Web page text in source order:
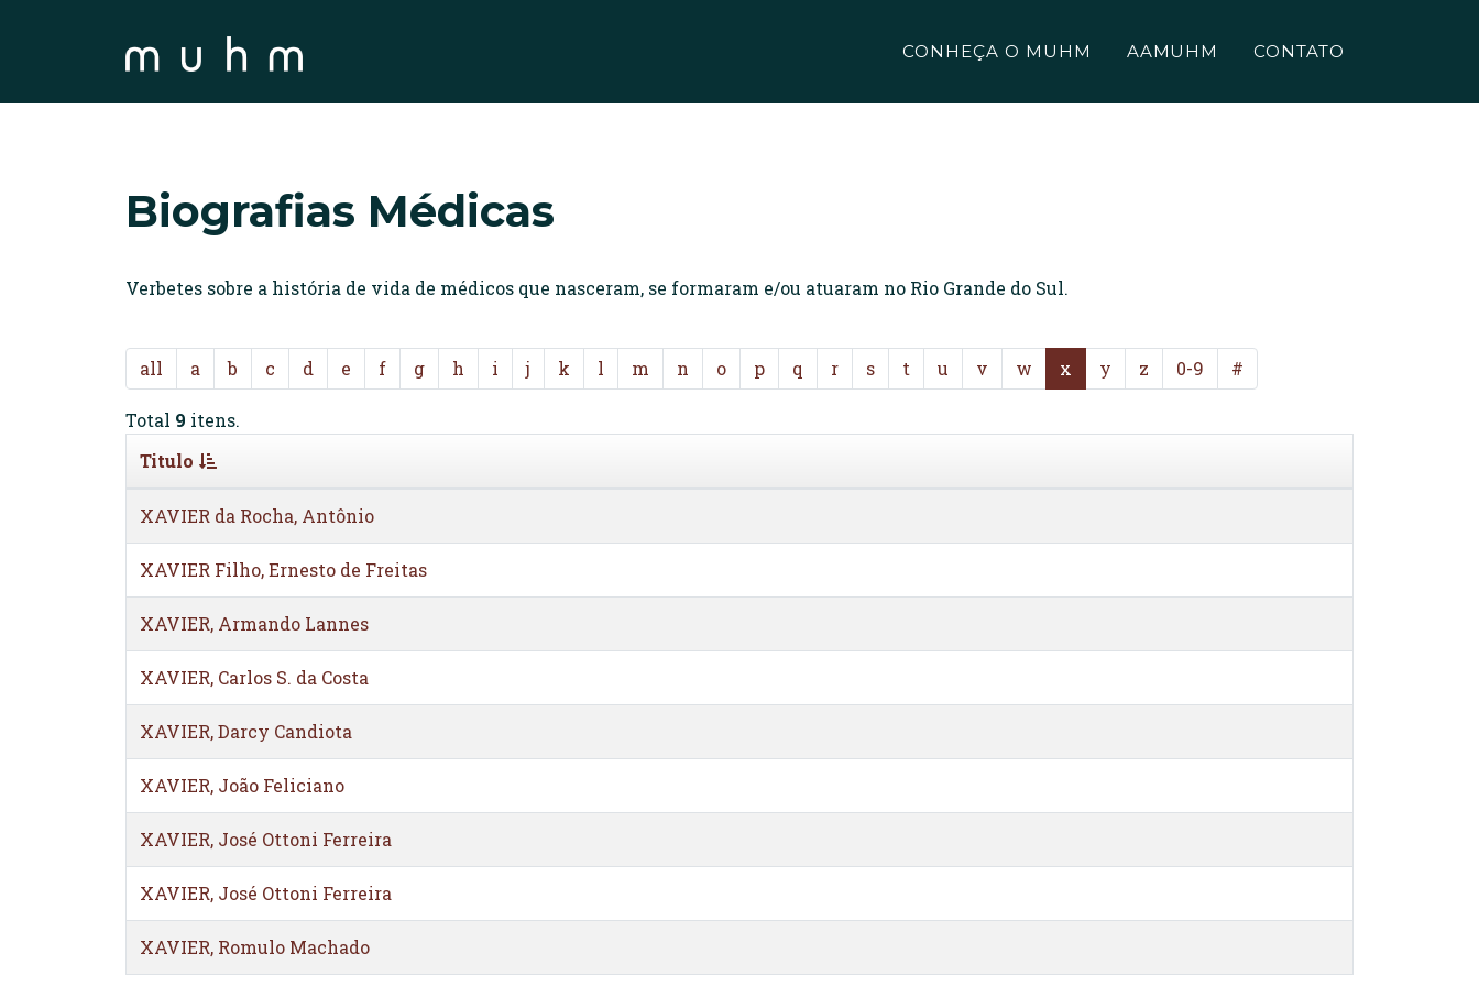
CONHEÇA O MUHM AAMUHM CONTATO
Biografias Médicas
Verbetes sobre a história de vida de médicos que nasceram, se formaram e/ou atuaram no Rio Grande do Sul.
all a b c d e f g h i j k l m n o p q r s t u v w x y z 0-9 #
Total 9 itens.
Titulo
XAVIER da Rocha, Antônio
XAVIER Filho, Ernesto de Freitas
XAVIER, Armando Lannes
XAVIER, Carlos S. da Costa
XAVIER, Darcy Candiota
XAVIER, João Feliciano
XAVIER, José Ottoni Ferreira
XAVIER, José Ottoni Ferreira
XAVIER, Romulo Machado